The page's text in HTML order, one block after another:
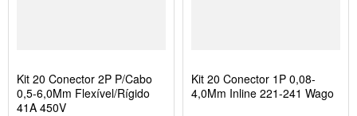
Kit 20 Conector 2P P/Cabo
0,5-6,0Mm Flexível/Rígido
41A 450V
Kit 20 Conector 1P 0,08-
4,0Mm Inline 221-241 Wago